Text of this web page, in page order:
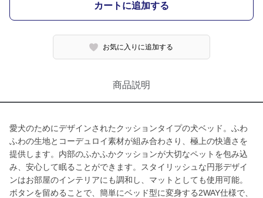
カートに追加する
お気に入りに追加する
商品説明
愛犬のためにデザインされたクッションタイプの犬ベッド。ふわ
ふわの生地とコーデュロイ素材が組み合わさり、極上の快適さを
提供します。内部のふかふかクッションが大切なペットを包み込
み、安心して眠ることができます。スタイリッシュな円形デザイ
ンはお部屋のインテリアにも調和し、マットとしても使用可能。
ボタンを留めることで、簡単にベッド型に変身する2WAY仕様で、